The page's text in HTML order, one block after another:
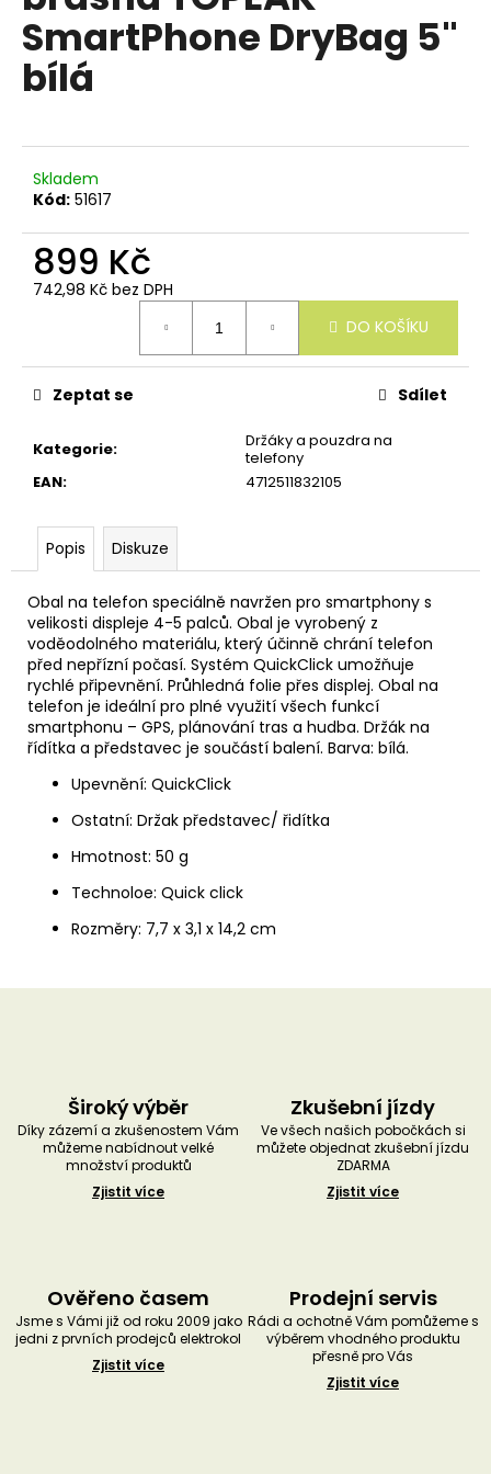
0,0
z
5
hvězdiček.
SmartPhone DryBag 5"
bílá
Skladem
Kód: 51617
899 Kč
742,98 Kč bez DPH
DO KOŠÍKU
Kategorie:
Držáky a pouzdra na
telefony
EAN: 4712511832105
Zeptat se Sdílet
Popis Diskuze
Obal na telefon speciálně navržen pro smartphony s
velikosti displeje 4-5 palců. Obal je vyrobený z
voděodolného materiálu, který účinně chrání telefon
před nepřízní počasí. Systém QuickClick umožňuje
rychlé připevnění. Průhledná folie přes displej. Obal na
telefon je ideální pro plné využití všech funkcí
smartphonu – GPS, plánování tras a hudba. Držák na
řídítka a představec je součástí balení. Barva: bílá.
Upevnění: QuickClick
Ostatní: Držak představec/ řidítka
Hmotnost: 50 g
Technoloe: Quick click
Rozměry: 7,7 x 3,1 x 14,2 cm
Široký výběr
Díky zázemí a zkušenostem Vám
můžeme nabídnout velké
množství produktů
Zjistit více
Zkušební jízdy
Ve všech našich pobočkách si
můžete objednat zkušební jízdu
ZDARMA
Zjistit více
Ověřeno časem
Jsme s Vámi již od roku 2009 jako
jedni z prvních prodejců elektrokol
Zjistit více
Prodejní servis
Rádi a ochotně Vám pomůžeme s
výběrem vhodného produktu
přesně pro Vás
Zjistit více
n
a
j
t
?
HLEDAT
D
o
u
e
m
e